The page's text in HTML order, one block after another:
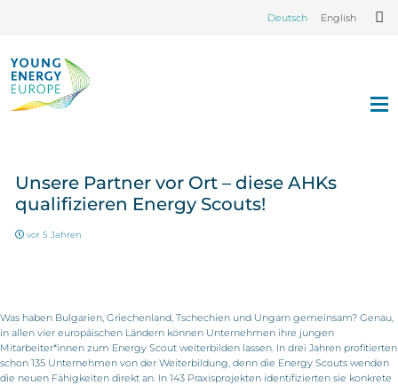
Deutsch English
Unsere Partner vor Ort – diese AHKs
qualifizieren Energy Scouts!
vor 5 Jahren
Was haben Bulgarien, Griechenland, Tschechien und Ungarn gemeinsam? Genau,
in allen vier europäischen Ländern können Unternehmen ihre jungen
Mitarbeiter*innen zum Energy Scout weiterbilden lassen. In drei Jahren profitierten
schon 135 Unternehmen von der Weiterbildung, denn die Energy Scouts wenden
die neuen Fähigkeiten direkt an. In 143 Praxisprojekten identifizierten sie konkrete